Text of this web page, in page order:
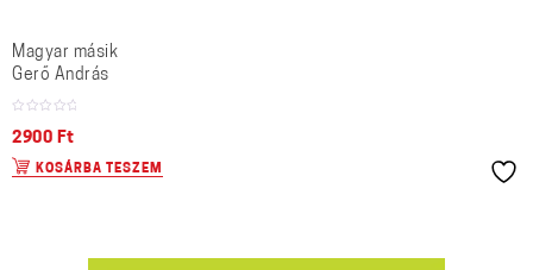
Magyar másik
Gerő András
2900 Ft
KOSÁRBA TESZEM